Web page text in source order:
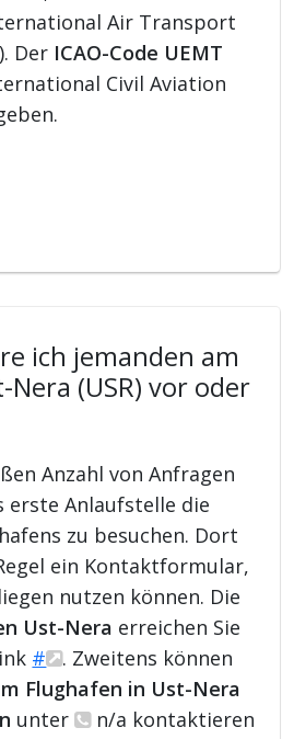
Air Transport
Der ICAO-Code UEMT
Civil Aviation
ich jemanden am
(USR) vor oder
Anzahl von Anfragen
erste Anlaufstelle die
zu besuchen. Dort
ein Kontaktformular,
nutzen können. Die
Ust-Nera erreichen Sie
#
. Zweitens können
Flughafen in Ust-Nera
unter
n/a kontaktieren